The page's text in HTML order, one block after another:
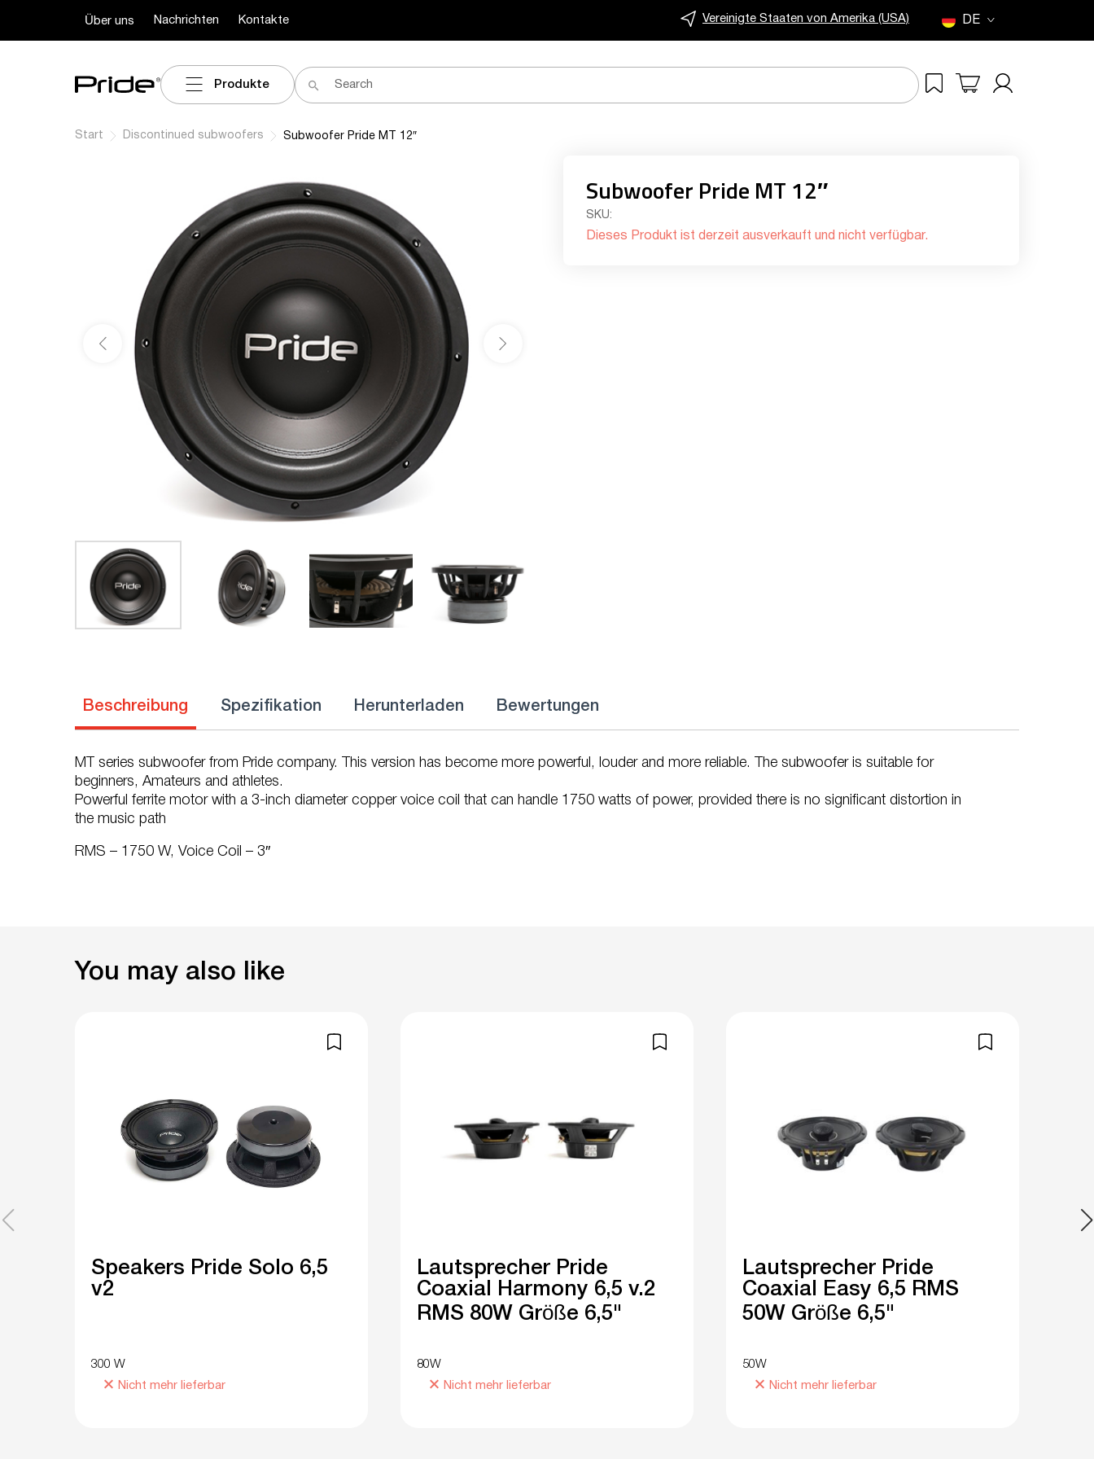
Über uns Nachrichten Kontakte Vereinigte Staaten von Amerika (USA) DE
Produkte
Start Discontinued subwoofers Subwoofer Pride MT 12″
Subwoofer Pride MT 12″
SKU:
Dieses Produkt ist derzeit ausverkauft und nicht verfügbar.
Beschreibung Spezifikation Herunterladen Bewertungen
MT series subwoofer from Pride company. This version has become more powerful, louder and more reliable. The subwoofer is suitable for
beginners, Amateurs and athletes.
Powerful ferrite motor with a 3-inch diameter copper voice coil that can handle 1750 watts of power, provided there is no significant distortion in
the music path
RMS – 1750 W, Voice Coil – 3″
You may also like
Speakers Pride Solo 6,5
v2
300 W
Nicht mehr lieferbar
Lautsprecher Pride
Coaxial Harmony 6,5 v.2
RMS 80W Größe 6,5"
80W
Nicht mehr lieferbar
Lautsprecher Pride
Coaxial Easy 6,5 RMS
50W Größe 6,5"
50W
Nicht mehr lieferbar